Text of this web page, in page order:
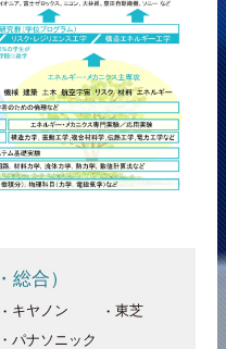
総合）
キヤノン
東芝
パナソニック